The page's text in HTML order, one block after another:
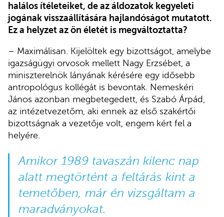
halálos ítéleteiket, de az áldozatok kegyeleti
jogának visszaállítására hajlandóságot mutatott.
Ez a helyzet az ön életét is megváltoztatta?
– Maximálisan. Kijelöltek egy bizottságot, amelybe
igazságügyi orvosok mellett Nagy Erzsébet, a
miniszterelnök lányának kérésére egy idősebb
antropológus kollégát is bevontak. Nemeskéri
János azonban megbetegedett, és Szabó Árpád,
az intézetvezetőm, aki ennek az első szakértői
bizottságnak a vezetője volt, engem kért fel a
helyére.
Amikor 1989 tavaszán kilenc nap
alatt megtörtént a feltárás kint a
temetőben, már én vizsgáltam a
maradványokat.